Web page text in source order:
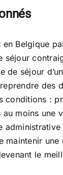
Belgique
séjour
de séjour
des
conditions :
au moins une
maintenir
le